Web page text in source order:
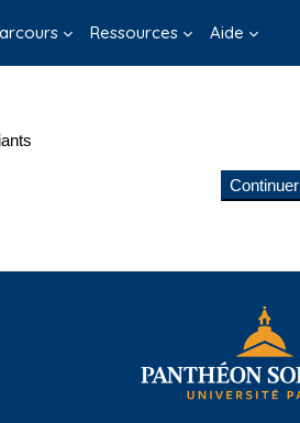
Ressources Aide
Continuer